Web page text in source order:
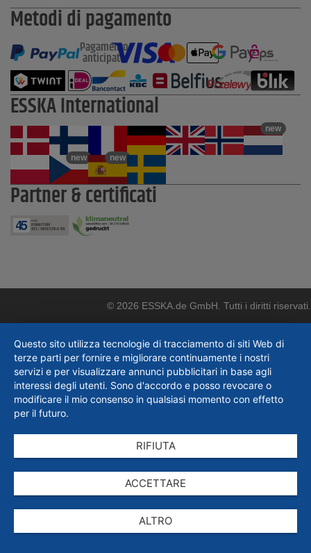
Metodi di pagamento
Pagamento
anticipato
ESSKA International
new
new new
Partner & certificati
© 2026 ESSKA.de GmbH. Tutti i diritti riservati.
Questo sito utilizza tecnologie di tracciamento di siti Web di
terze parti per fornire e migliorare continuamente i nostri
servizi e per visualizzare annunci pubblicitari in base agli
interessi degli utenti. Sono d'accordo e posso revocare o
modificare il mio consenso in qualsiasi momento con effetto
per il futuro.
RIFIUTA
ACCETTARE
ALTRO